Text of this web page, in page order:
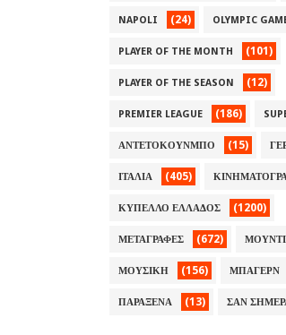
NAPOLI (24) OLYMPIC
PLAYER OF THE MONTH (101)
PLAYER OF THE SEASON (12)
PREMIER LEAGUE (186)
ΑΝΤΕΤΟΚΟΥΝΜΠΟ (15)
ΙΤΑΛΙΑ (405)
ΚΥΠΕΛΛΟ ΕΛΛΑΔΟΣ (1200)
ΜΕΤΑΓΡΑΦΕΣ (672)
ΜΟΥΣΙΚΗ (156) ΜΠΑΓΕΡΝ
ΠΑΡΑΞΕΝΑ (13) ΣΑΝ